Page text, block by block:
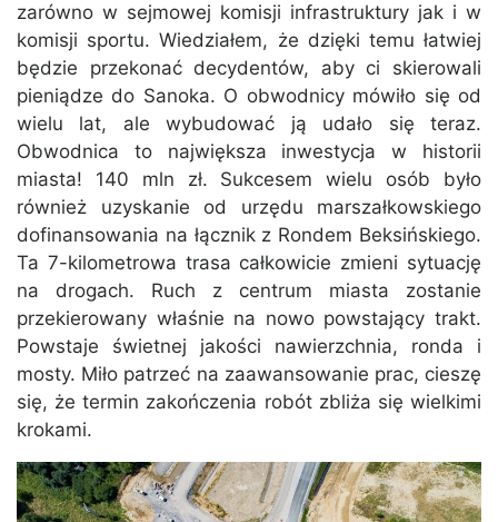
zarówno w sejmowej komisji infrastruktury jak i w
komisji sportu. Wiedziałem, że dzięki temu łatwiej
będzie przekonać decydentów, aby ci skierowali
pieniądze do Sanoka. O obwodnicy mówiło się od
wielu lat, ale wybudować ją udało się teraz.
Obwodnica to największa inwestycja w historii
miasta! 140 mln zł. Sukcesem wielu osób było
również uzyskanie od urzędu marszałkowskiego
dofinansowania na łącznik z Rondem Beksińskiego.
Ta 7-kilometrowa trasa całkowicie zmieni sytuację
na drogach. Ruch z centrum miasta zostanie
przekierowany właśnie na nowo powstający trakt.
Powstaje świetnej jakości nawierzchnia, ronda i
mosty. Miło patrzeć na zaawansowanie prac, cieszę
się, że termin zakończenia robót zbliża się wielkimi
krokami.